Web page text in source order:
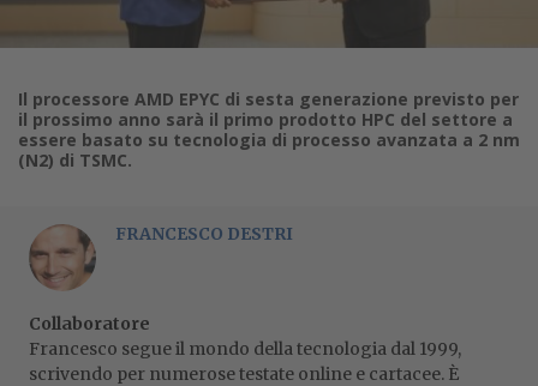
Il processore AMD EPYC di sesta generazione previsto per
il prossimo anno sarà il primo prodotto HPC del settore a
essere basato su tecnologia di processo avanzata a 2 nm
(N2) di TSMC.
FRANCESCO DESTRI
Collaboratore
Francesco segue il mondo della tecnologia dal 1999,
scrivendo per numerose testate online e cartacee. È